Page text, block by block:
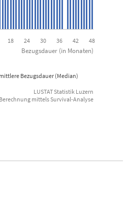
Bezugsdauer (Median)
Bezugsdauer (in Monaten)
18 24 30 36 42 48
LUSTAT Statistik Luzern
mittels Survival-Analyse